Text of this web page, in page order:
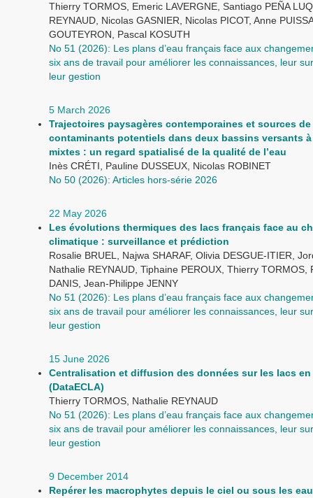
Thierry TORMOS, Emeric LAVERGNE, Santiago PEÑA
REYNAUD, Nicolas GASNIER, Nicolas PICOT, Anne
GOUTEYRON, Pascal KOSUTH
No 51 (2026): Les plans d’eau français face aux
six ans de travail pour améliorer les connaissances, leur
leur gestion
5 March 2026
Trajectoires paysagères contemporaines et sources de
contaminants potentiels dans deux bassins versants
mixtes : un regard spatialisé de la qualité de l’eau
Inès CRÉTI, Pauline DUSSEUX, Nicolas ROBINET
No 50 (2026): Articles hors-série 2026
22 May 2026
Les évolutions thermiques des lacs français face au
climatique : surveillance et prédiction
Rosalie BRUEL, Najwa SHARAF, Olivia DESGUE-ITIER,
Nathalie REYNAUD, Tiphaine PEROUX, Thierry TORMOS,
DANIS, Jean-Philippe JENNY
No 51 (2026): Les plans d’eau français face aux
six ans de travail pour améliorer les connaissances, leur
leur gestion
15 June 2026
Centralisation et diffusion des données sur les lacs en
(DataECLA)
Thierry TORMOS, Nathalie REYNAUD
No 51 (2026): Les plans d’eau français face aux
six ans de travail pour améliorer les connaissances, leur
leur gestion
9 December 2014
Repérer les macrophytes depuis le ciel ou sous les